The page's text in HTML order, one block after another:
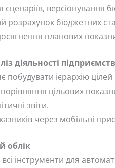
версіонування
розрахунок бюджетних
планових
діяльності
ієрархію цілей
цільових
звіти.
через мобільні
облік
всі інструменти для